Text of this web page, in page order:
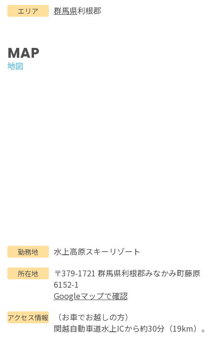
エリア 群馬県利根郡
MAP
地図
勤務地 水上高原スキーリゾート
所在地
〒379-1721 群馬県利根郡みなかみ町藤原
6152-1
Googleマップで確認
アクセス情報
（お車でお越しの方）
関越自動車道水上ICから約30分（19km）。